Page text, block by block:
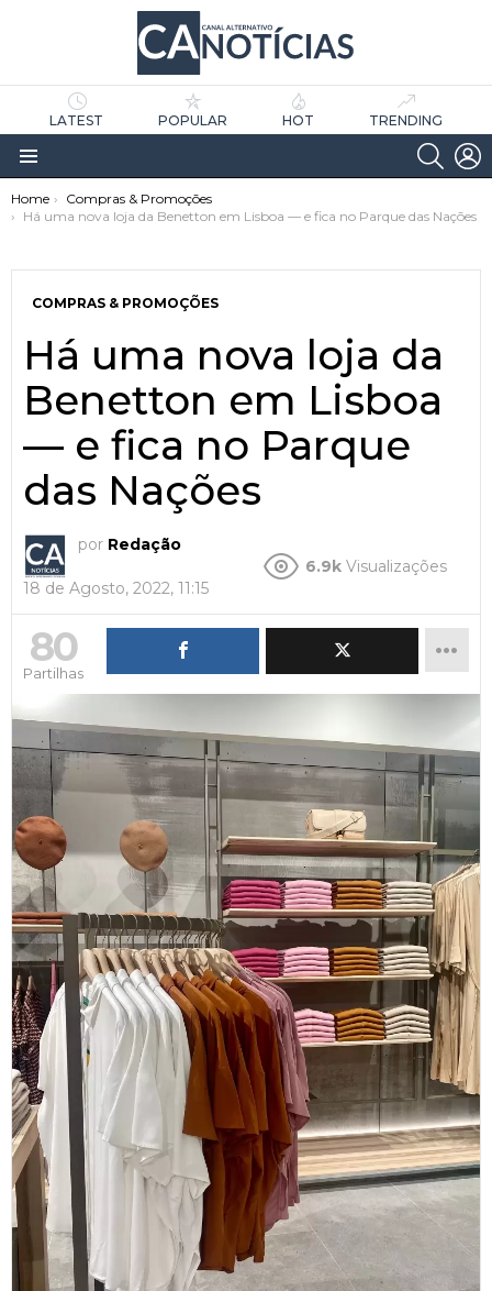
LATEST POPULAR HOT TRENDING
Menu
You are here:
Home
Compras & Promoções
Há uma nova loja da Benetton em Lisboa — e fica no Parque das Nações
COMPRAS & PROMOÇÕES
Há uma nova loja da
Benetton em Lisboa
— e fica no Parque
das Nações
por Redação
18 de Agosto, 2022, 11:15
6.9k Visualizações
80
Partilhas